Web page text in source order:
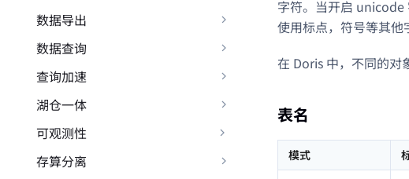
数据导出
数据查询
查询加速
湖仓一体
可观测性
存算分离
字符。当开启 unicode
使用标点，符号等其他
在 Doris 中，不同的对
表名
模式